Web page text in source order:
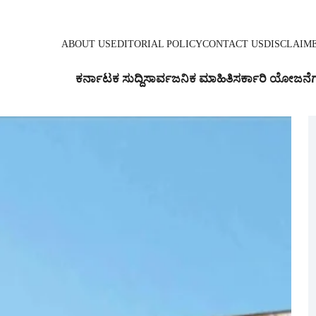
ABOUT USEDITORIAL POLICYCONTACT US
ಕರ್ನಾಟಕ ಸುದ್ದಿಸಾರ್ವಜನಿಕ ಮಾಹಿತಿಸರ್ಕಾರಿ